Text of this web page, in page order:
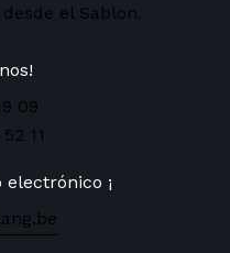
el Sablon.
09
11
electrónico ¡